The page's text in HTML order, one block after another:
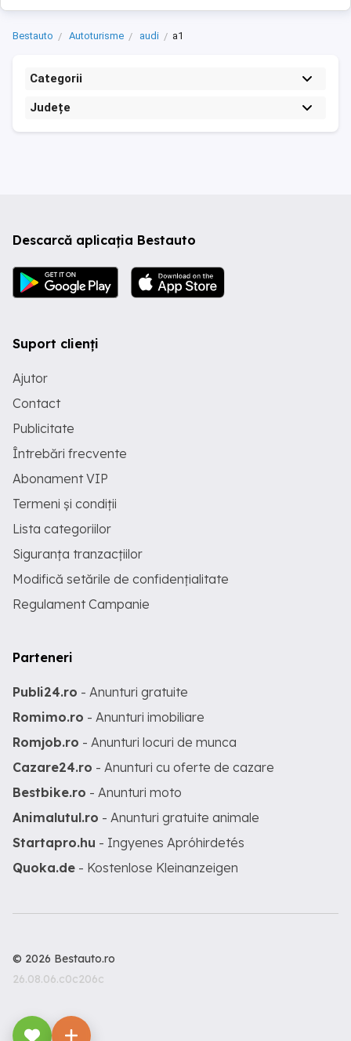
Bestauto Autoturisme audi a1
Categorii
Județe
Descarcă aplicația Bestauto
Suport clienți
Ajutor
Contact
Publicitate
Întrebări frecvente
Abonament VIP
Termeni și condiții
Lista categoriilor
Siguranța tranzacțiilor
Modifică setările de confidențialitate
Regulament Campanie
Parteneri
Publi24.ro - Anunturi gratuite
Romimo.ro - Anunturi imobiliare
Romjob.ro - Anunturi locuri de munca
Cazare24.ro - Anunturi cu oferte de cazare
Bestbike.ro - Anunturi moto
Animalutul.ro - Anunturi gratuite animale
Startapro.hu - Ingyenes Apróhirdetés
Quoka.de - Kostenlose Kleinanzeigen
© 2026 Bestauto.ro
26.08.06.c0c206c